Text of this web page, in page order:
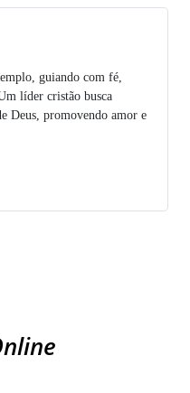
guiando com fé,
líder cristão busca
Deus, promovendo amor e